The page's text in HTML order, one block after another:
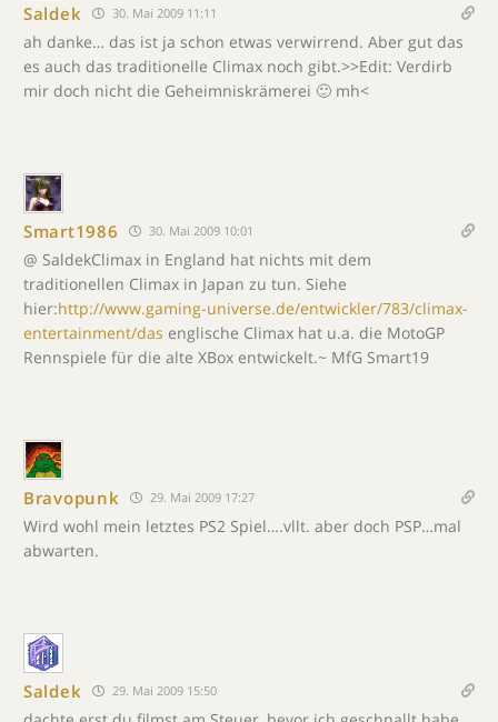
Saldek 30. Mai 2009 11:11
ah danke… das ist ja schon etwas verwirrend. Aber gut das
es auch das traditionelle Climax noch gibt.>>Edit: Verdirb
mir doch nicht die Geheimniskrämerei 🙂 mh<
Smart1986 30. Mai 2009 10:01
@ SaldekClimax in England hat nichts mit dem
traditionellen Climax in Japan zu tun. Siehe
hier:http://www.gaming-universe.de/entwickler/783/climax-
entertainment/das englische Climax hat u.a. die MotoGP
Rennspiele für die alte XBox entwickelt.~ MfG Smart19
Bravopunk 29. Mai 2009 17:27
Wird wohl mein letztes PS2 Spiel….vllt. aber doch PSP…mal
abwarten.
Saldek 29. Mai 2009 15:50